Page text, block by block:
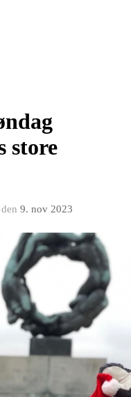
store
den 9. nov 2023